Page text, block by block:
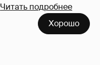
Читать подробнее
Хорошо